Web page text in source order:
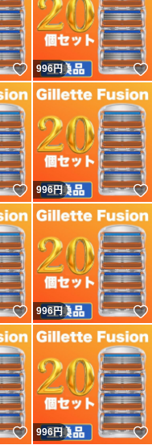
いいね！
996円
いいね！
996円
いいね！
996円
いいね！
996円